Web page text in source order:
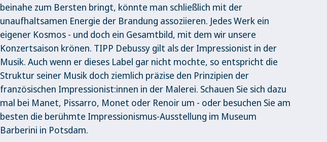
beinahe zum Bersten bringt, könnte man schließlich mit der
unaufhaltsamen Energie der Brandung assoziieren. Jedes Werk ein
eigener Kosmos - und doch ein Gesamtbild, mit dem wir unsere
Konzertsaison krönen. TIPP Debussy gilt als der Impressionist in der
Musik. Auch wenn er dieses Label gar nicht mochte, so entspricht die
Struktur seiner Musik doch ziemlich präzise den Prinzipien der
französischen Impressionist:innen in der Malerei. Schauen Sie sich dazu
mal bei Manet, Pissarro, Monet oder Renoir um - oder besuchen Sie am
besten die berühmte Impressionismus-Ausstellung im Museum
Barberini in Potsdam.